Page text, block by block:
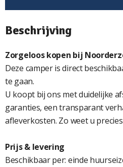
Beschrijving
Zorgeloos kopen bij
Deze camper is direct
te gaan.
U koopt bij ons met duidelijke
garanties, een transparant
afleverkosten. Zo weet u
Prijs & levering
Beschikbaar per: einde